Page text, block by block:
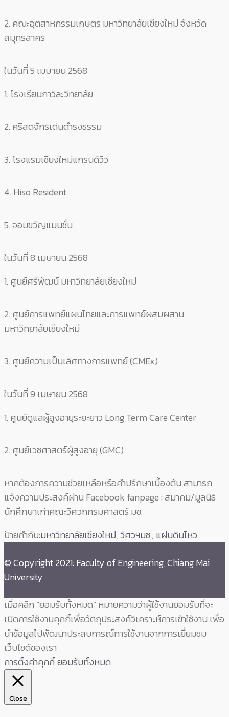
2. คณะอุตสาหกรรมเกษตร มหาวิทยาลัยเชียงใหม่ จังหวัด
สมุทรสาคร
ในวันที่ 5 เมษายน 2568
1. โรงเรียนกาวิละวิทยาลัย
2. คริสตจักรเด่นดำรงธรรม
3. โรงแรมเชียงใหม่แกรนด์วิว
4. Hiso Resident
5. จอมขวัญแมนชั่น
ในวันที่ 8 เมษายน 2568
1. ศูนย์ศรีพัฒน์ มหาวิทยาลัยเชียงใหม่
2. ศูนย์การแพทย์แผนไทยและการแพทย์ผสมผสาน
มหาวิทยาลัยเชียงใหม่
3. ศูนย์ความเป็นเลิศทางการแพทย์ (CMEx)
ในวันที่ 9 เมษายน 2568
1. ศูนย์ดูแลผู้สูงอายุระยะยาว Long Term Care Center
2. ศูนย์เวชศาสตร์ผู้สูงอายุ (GMC)
หากต้องการความช่วยเหลือหรือคำปรึกษาเบื้องต้น สามารถ
แจ้งความประสงค์ผ่าน Facebook fanpage : สมาคม/มูลนิธิ
นักศึกษาเก่าคณะวิศวกกรมศาสตร์ มช.
ป้ายกำกับ:มหาวิทยาลัยเชียงใหม่,วิศวฯมช., แผ่นดินไหว
© Copyright 2021: Faculty of Engineering, Chiang Mai
University
เมื่อคลิก “ยอมรับทั้งหมด” หมายความว่าผู้ใช้งานยอมรับที่จะ
เปิดการใช้งานคุกกี้เพื่อวัตถุประสงค์วิเคราะห์การเข้าใช้งาน เพื่อ
นำข้อมูลไปพัฒนาประสบการณ์การใช้งานจากการเยี่ยมชม
เว็บไซต์ของเรา
การตั้งค่าคุกกี้ยอมรับทั้งหมด
Close